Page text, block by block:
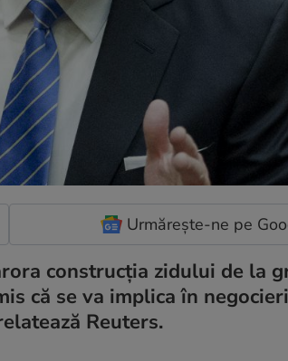
Urmărește-ne pe
construcția zidului de la
că se va implica în
Reuters.